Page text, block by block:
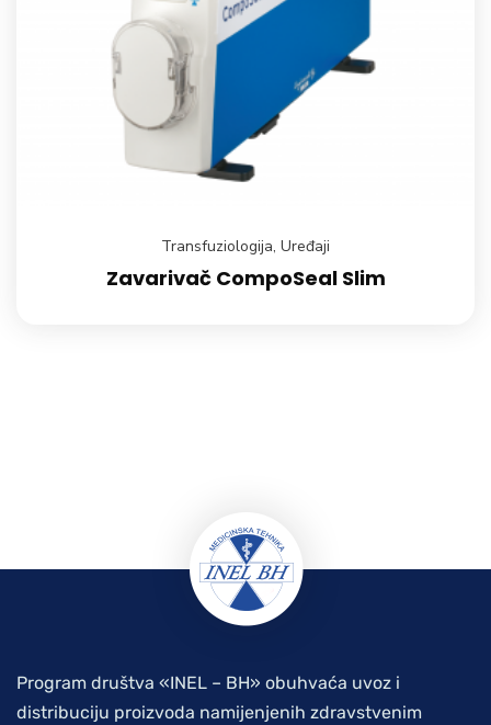
Transfuziologija, Uređaji
Zavarivač CompoSeal Slim
Program društva «INEL – BH» obuhvaća uvoz i
distribuciju proizvoda namijenjenih zdravstvenim